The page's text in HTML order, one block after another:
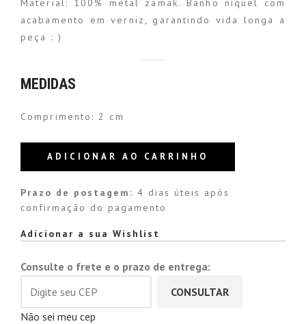
Material: 100% metal zamak. Banho níquel com
acabamento em verniz, garantindo vida longa a
peça : )
MEDIDAS
Comprimento: 2 cm
ADICIONAR AO CARRINHO
Prazo de postagem: 4 dias úteis após
confirmação do pagamento
Alternative:
Adicionar a sua Wishlist
Consulte o frete e o prazo de entrega:
CONSULTAR
Não sei meu cep